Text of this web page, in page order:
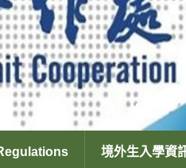
境外生入學資